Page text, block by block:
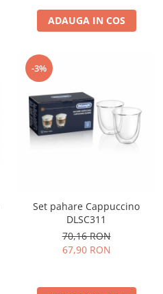
ADAUGA IN COS
-3%
Set pahare Cappuccino
DLSC311
70,16 RON
67,90 RON